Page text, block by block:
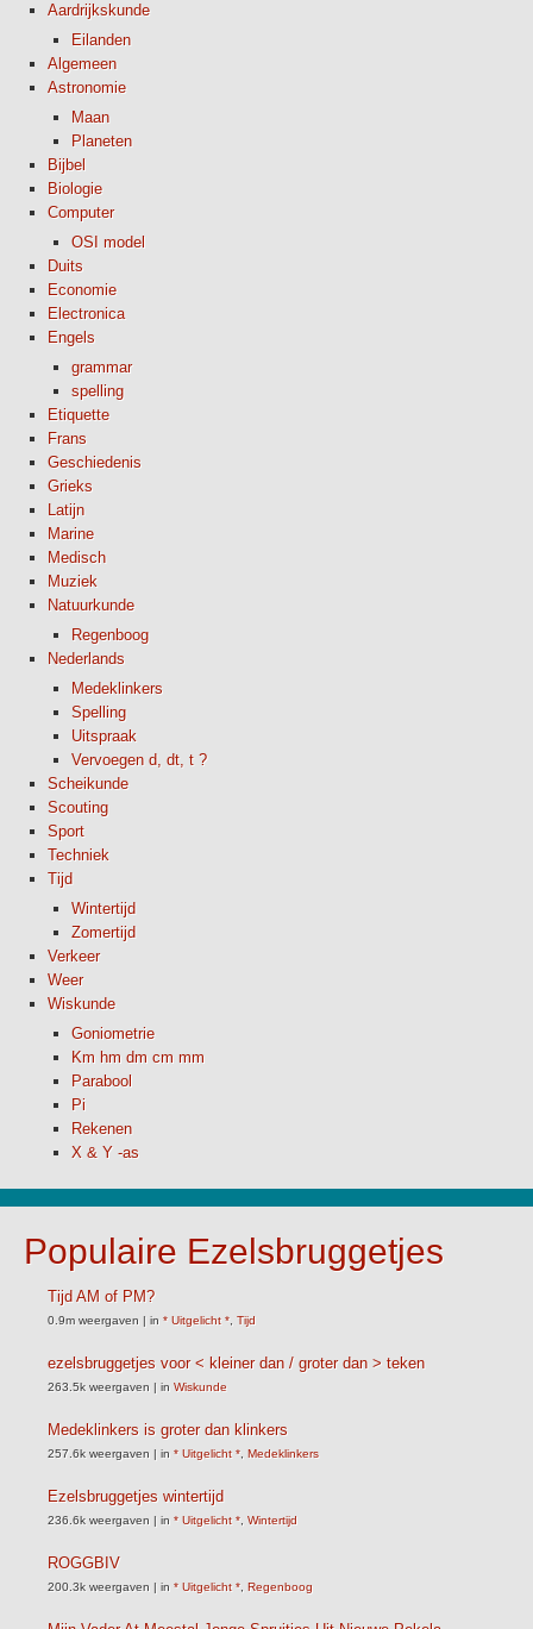
Aardrijkskunde
Eilanden
Algemeen
Astronomie
Maan
Planeten
Bijbel
Biologie
Computer
OSI model
Duits
Economie
Electronica
Engels
grammar
spelling
Etiquette
Frans
Geschiedenis
Grieks
Latijn
Marine
Medisch
Muziek
Natuurkunde
Regenboog
Nederlands
Medeklinkers
Spelling
Uitspraak
Vervoegen d, dt, t ?
Scheikunde
Scouting
Sport
Techniek
Tijd
Wintertijd
Zomertijd
Verkeer
Weer
Wiskunde
Goniometrie
Km hm dm cm mm
Parabool
Pi
Rekenen
X & Y -as
Populaire Ezelsbruggetjes
Tijd AM of PM?
0.9m weergaven | in * Uitgelicht * Tijd
ezelsbruggetjes voor < kleiner dan / groter dan > teken
263.5k weergaven | in Wiskunde
Medeklinkers is groter dan klinkers
257.6k weergaven | in * Uitgelicht * Medeklinkers
Ezelsbruggetjes wintertijd
236.6k weergaven | in * Uitgelicht * Wintertijd
ROGGBIV
200.3k weergaven | in * Uitgelicht * Regenboog